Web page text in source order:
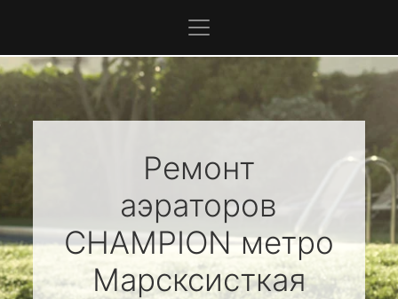
Ремонт
аэраторов
CHAMPIONметро
Марсксисткая